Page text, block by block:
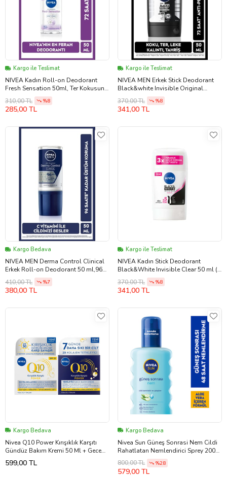
Kargo ile Teslimat
NIVEA Kadın Roll-on Deodorant
Fresh Sensation 50ml, Ter Kokusuna
Karşı 72 Saat Koruma, Ferahlık
310,00 TL %8
285,00 TL
Kargo ile Teslimat
NIVEA MEN Erkek Stick Deodorant
Black&white Invisible Original
150ml, 72 Saat Anti-perspirant Ter
Koruması
370,00 TL %8
341,00 TL
Kargo Bedava
NIVEA MEN Derma Control Clinical
Erkek Roll-on Deodorant 50 ml,96
Saat Anti-perspirant Koruma
410,00 TL %7
380,00 TL
Kargo ile Teslimat
NIVEA Kadın Stick Deodorant
Black&White Invisible Clear 50 ml (
370,00 TL %8
341,00 TL
Kargo Bedava
Nivea Q10 Power Kırışıklık Karşıtı
Gündüz Bakım Kremi 50 Ml + Gece
Bakım Kremi 50 Ml
599,00 TL
Kargo Bedava
Nivea Sun Güneş Sonrasi Nem Cildi
Rahatlatan Nemlendirici Sprey 200
Ml
800,00 TL %28
579,00 TL